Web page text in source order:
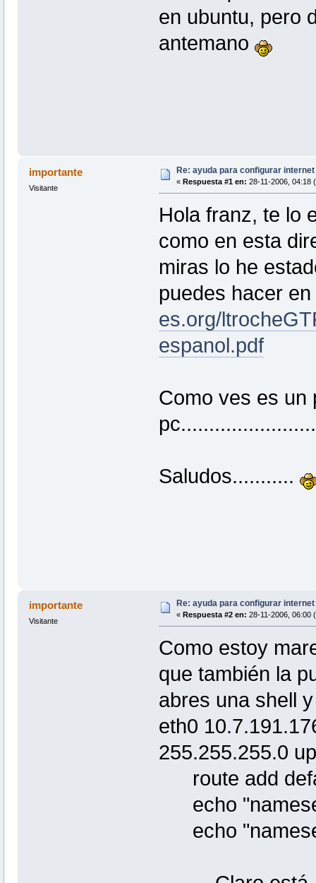
en ubuntu, pero
antemano
importante
Visitante
Re: ayuda para configurar
« Respuesta #1 en: 28-11-2006, 04:18
Hola franz, te lo
como en esta
miras lo he
puedes hacer
es.org/
espanol.pdf
Como ves es un
Saludos...........
importante
Visitante
Re: ayuda para configurar
« Respuesta #2 en: 28-11-2006, 06:00
Como estoy
que también la
abres una shell
eth0
255.255.255.0 up
route add
echo
echo